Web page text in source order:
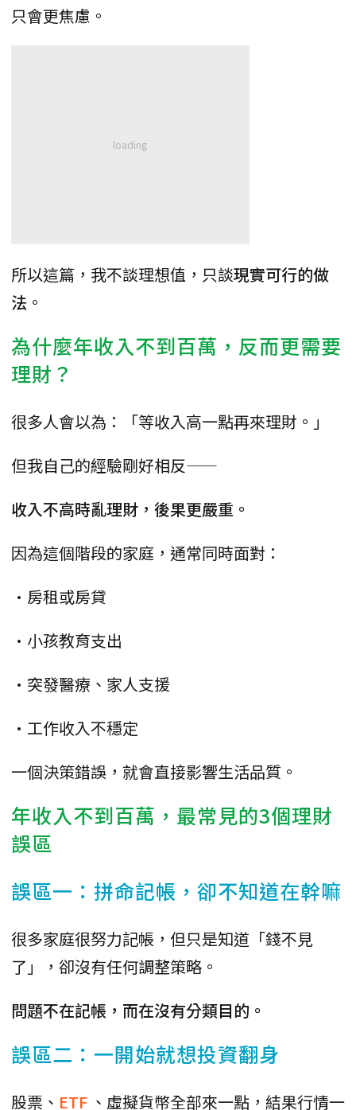
只會更焦慮。
所以這篇，我不談理想值，只談現實可行的做
法 。
為什麼年收入不到百萬，反而更需要
理財？
很多人會以為：「等收入高一點再來理財。」
但我自己的經驗剛好相反——
收入不高時亂理財，後果更嚴重。
因為這個階段的家庭，通常同時面對：
•房租或房貸
•小孩教育支出
•突發醫療、家人支援
•工作收入不穩定
一個決策錯誤，就會直接影響生活品質。
年收入不到百萬，最常見的3個理財
誤區
誤區一：拼命記帳，卻不知道在幹嘛
很多家庭很努力記帳，但只是知道「錢不見
了」，卻沒有任何調整策略。
問題不在記帳，而在沒有分類目的。
誤區二：一開始就想投資翻身
股票、 ETF 、虛擬貨幣全部來一點，結果行情一